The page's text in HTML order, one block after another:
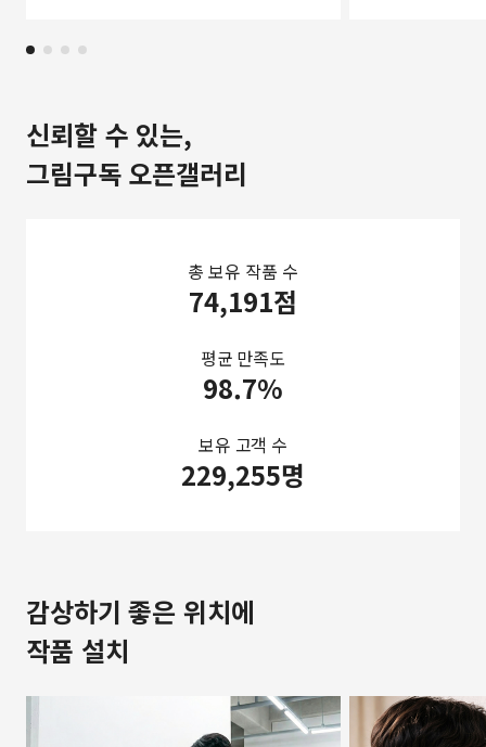
신뢰할 수 있는,
그림구독 오픈갤러리
총 보유 작품 수
74,191점
평균 만족도
98.7%
보유 고객 수
229,255명
감상하기 좋은 위치에
작품 설치